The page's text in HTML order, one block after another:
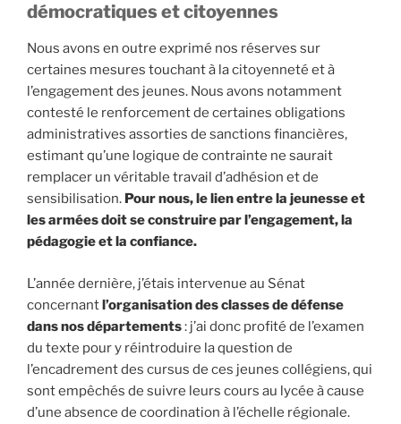
démocratiques et citoyennes
Nous avons en outre exprimé nos réserves sur
certaines mesures touchant à la citoyenneté et à
l’engagement des jeunes. Nous avons notamment
contesté le renforcement de certaines obligations
administratives assorties de sanctions financières,
estimant qu’une logique de contrainte ne saurait
remplacer un véritable travail d’adhésion et de
sensibilisation. Pour nous, le lien entre la jeunesse et
les armées doit se construire par l’engagement, la
pédagogie et la confiance.
L’année dernière, j’étais intervenue au Sénat
concernantl’organisation des classes de défense
dans nos départements: j’ai donc profité de l’examen
du texte pour y réintroduire la question de
l’encadrement des cursus de ces jeunes collégiens, qui
sont empêchés de suivre leurs cours au lycée à cause
d’une absence de coordination à l’échelle régionale.